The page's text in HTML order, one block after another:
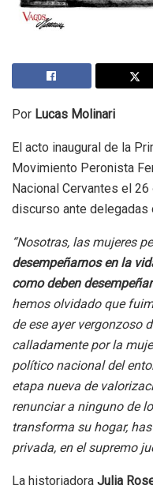
Por Lucas Molinari
El acto inaugural de la
Movimiento Peronista
Nacional Cervantes el
discurso ante delegadas
“Nosotras, las mujeres
desempeñarnos en la
como deben
hemos olvidado que
de ese ayer vergonzoso
calladamente por la
político nacional del
etapa nueva de
renunciar a ninguno de
transforma su hogar,
privada, en el supremo
La historiadora Julia